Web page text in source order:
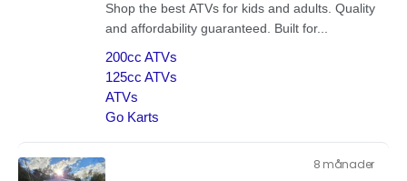
8 månader